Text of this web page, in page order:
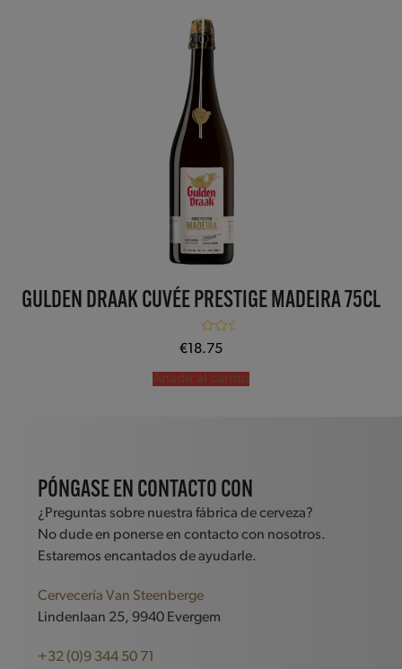
GULDEN DRAAK CUVÉE PRESTIGE MADEIRA 75CL
Valorado con
5.00
€18.75
Añadir al carrito
PÓNGASE EN CONTACTO CON
¿Preguntas sobre nuestra fábrica de cerveza?
No dude en ponerse en contacto con nosotros.
Estaremos encantados de ayudarle.
Cervecería Van Steenberge
Lindenlaan 25, 9940 Evergem
+32 (0)9 344 50 71